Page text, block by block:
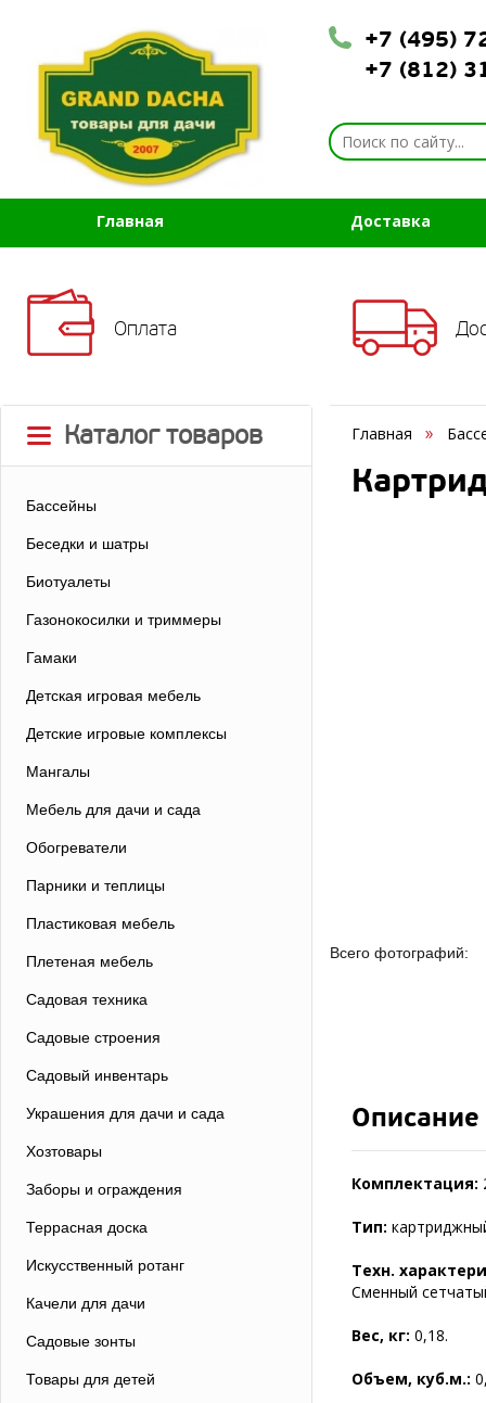
+7 (495)
+7 (812)
Главная Доставка
Оплата
Каталог товаров
Бассейны
Беседки и шатры
Биотуалеты
Газонокосилки и триммеры
Гамаки
Детская игровая мебель
Детские игровые комплексы
Мангалы
Мебель для дачи и сада
Обогреватели
Парники и теплицы
Пластиковая мебель
Плетеная мебель
Садовая техника
Садовые строения
Садовый инвентарь
Украшения для дачи и сада
Хозтовары
Заборы и ограждения
Террасная доска
Искусственный ротанг
Качели для дачи
Садовые зонты
Товары для детей
Главная
Всего фотографий:
Описание
Комплектация:
Тип:
Техн.
Сменный
Вес, кг: 0,18.
Объем, куб.м.: